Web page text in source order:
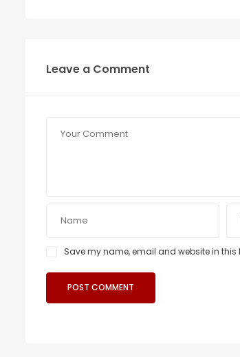
Leave a Comment
Save my name, email and website in